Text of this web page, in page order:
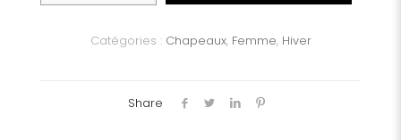
Catégories : Chapeaux, Femme, Hiver
Share